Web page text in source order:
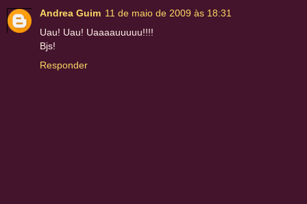
Andrea Guim 11 de maio de 2009 às 18:31
Uau! Uau! Uaaaauuuuu!!!!
Bjs!
Responder